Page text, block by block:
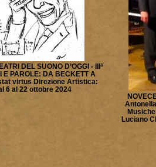
DEL SUONO D’OGGI - IIIª
E PAROLE: DA BECKETT A
virtus Direzione Artistica:
6 al 22 ottobre 2024
Luciano